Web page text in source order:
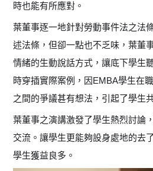
時也能有所應對。
葉董事逐一地針對勞動事件法之法
述法條，但卻一點也不乏味，葉董
情緒的生動說話方式，讓底下學生
時穿插實際案例，因EMBA學生在
之間的爭議甚有想法，引起了學生
葉董事之演講激發了學生熱烈討論
交流。讓學生更能夠設身處地的去
學生獲益良多。